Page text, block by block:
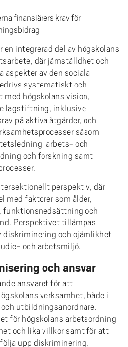
finansiärers krav för
integrerad del av högskolans
där jämställdhet och
aspekter av den sociala
systematiskt och
med högskolans vision,
lagstiftning, inklusive
på aktiva åtgärder, och
såsom
arbets- och
och forskning samt
perspektiv, där
med faktorer som ålder,
och
Perspektivet tillämpas
diskriminering och ojämlikhet
och arbetsmiljö.
och ansvar
ansvaret för att
verksamhet, både i
utbildningsanordnare.
för högskolans arbetsordning
och lika villkor samt för att
upp diskriminering,